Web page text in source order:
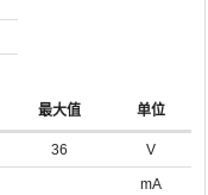
最大值 单位
36 V
mA